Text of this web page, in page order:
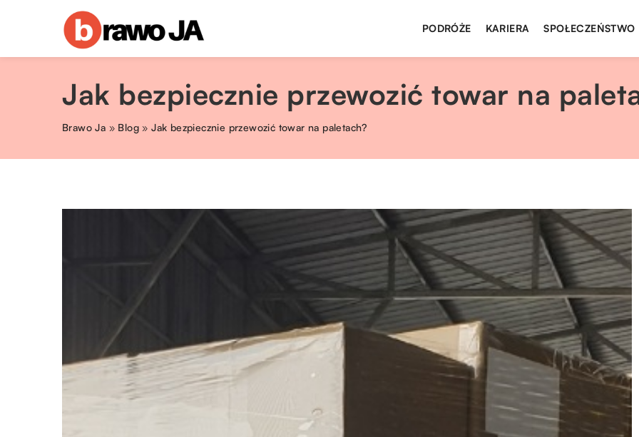
PODRÓŻE KARIERA SPOŁECZEŃSTWO
Jak bezpiecznie przewozić towar na
Brawo Ja » Blog »Jak bezpiecznie przewozić towar na paletach?